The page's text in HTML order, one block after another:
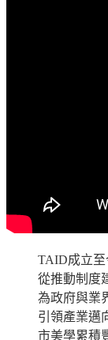
TAID成立至
從推動制度
為政府與業
引領產業邁
市美學累積